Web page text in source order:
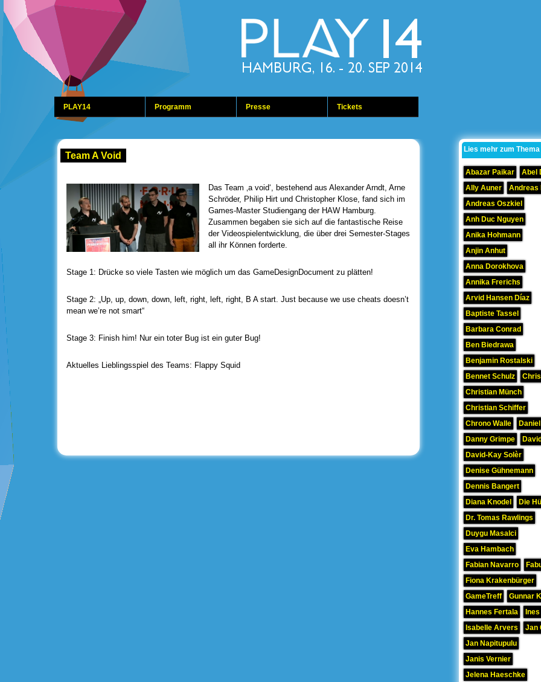
PLAY14 Programm Presse Tickets
Team A Void
Das Team ‚a void‘, bestehend aus Alexander Arndt, Arne
Schröder, Philip Hirt und Christopher Klose, fand sich im
Games-Master Studiengang der HAW Hamburg.
Zusammen begaben sie sich auf die fantastische Reise
der Videospielentwicklung, die über drei Semester-Stages
all ihr Können forderte.
Stage 1: Drücke so viele Tasten wie möglich um das GameDesignDocument zu plätten!
Stage 2: „Up, up, down, down, left, right, left, right, B A start. Just because we use cheats doesn’t
mean we’re not smart“
Stage 3: Finish him! Nur ein toter Bug ist ein guter Bug!
Aktuelles Lieblingsspiel des Teams: Flappy Squid
Lies mehr zum Thema
Abazar Paikar
Abel
Ally Auner
Andreas
Andreas Oszkiel
Anh Duc Nguyen
Anika Hohmann
Anjin Anhut
Anna Dorokhova
Annika Frerichs
Arvid Hansen Díaz
Baptiste Tassel
Barbara Conrad
Ben Biedrawa
Benjamin Rostalski
Bennet Schulz
Christian Münch
Christian Schiffer
Chrono Walle
Danny Grimpe
David-Kay Solèr
Denise Gühnemann
Dennis Bangert
Diana Knodel
Die
Dr. Tomas Rawlings
Duygu Masalci
Eva Hambach
Fabian Navarro
Fiona Krakenbürger
GameTreff
Gunnar
Hannes Fertala
Isabelle Arvers
Jan
Jan Napitupulu
Janis Vernier
Jelena Haeschke